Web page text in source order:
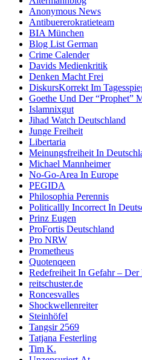
Anonymous News
Antibuererokratieteam
BIA München
Blog List German
Crime Calender
Davids Medienkritik
Denken Macht Frei
DiskursKorrekt Im
Goethe Und Der “Prophet”
Islamnixgut
Jihad Watch Deutschland
Junge Freiheit
Libertaria
Meinungsfreiheit In
Michael Mannheimer
No-Go-Area In Europe
PEGIDA
Philosophia Perennis
Politicallly Incorrect In
Prinz Eugen
ProFortis Deutschland
Pro NRW
Prometheus
Quotenqeen
Redefreiheit In Gefahr –
reitschuster.de
Roncesvalles
Shockwellenreiter
Steinhöfel
Tangsir 2569
Tatjana Festerling
Tim K.